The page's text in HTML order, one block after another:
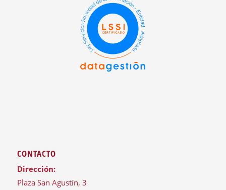
CONTACTO
Dirección:
Plaza San Agustín, 3